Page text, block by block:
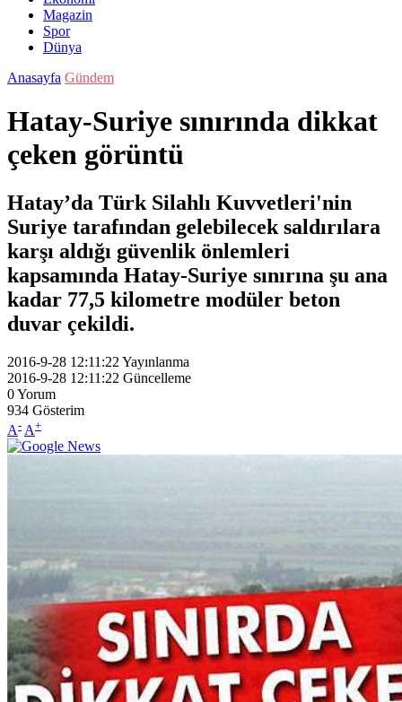
Magazin
Spor
Dünya
Anasayfa Gündem
Hatay-Suriye sınırında dikkat
çeken görüntü
Hatay’da Türk Silahlı Kuvvetleri'nin
Suriye tarafından gelebilecek saldırılara
karşı aldığı güvenlik önlemleri
kapsamında Hatay-Suriye sınırına şu ana
kadar 77,5 kilometre modüler beton
duvar çekildi.
2016-9-28 12:11:22 Yayınlanma
2016-9-28 12:11:22 Güncelleme
0Yorum
934 Gösterim
A- A+